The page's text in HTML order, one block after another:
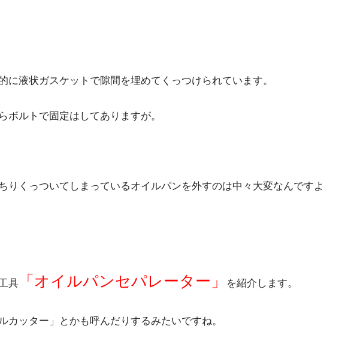
に液状ガスケットで隙間を埋めてくっつけられています。
ボルトで固定はしてありますが。
りくっついてしまっているオイルパンを外すのは中々大変なんですよ
具 「オイルパンセパレーター」 を紹介します。
カッター」とかも呼んだりするみたいですね。